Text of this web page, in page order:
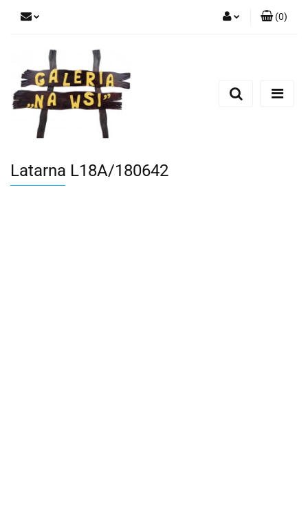
Dodaj zgłoszenie
(0)
Latarna L18A/180642